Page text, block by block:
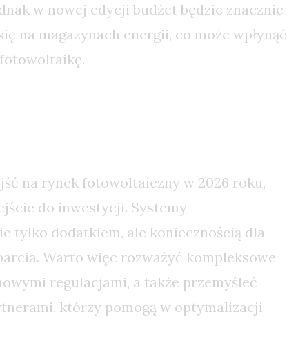
w nowej edycji budżet będzie znacznie
na magazynach energii, co może wpłynąć
na rynek fotowoltaiczny w 2026 roku,
do inwestycji. Systemy
tylko dodatkiem, ale koniecznością dla
Warto więc rozważyć kompleksowe
regulacjami, a także przemyśleć
którzy pomogą w optymalizacji